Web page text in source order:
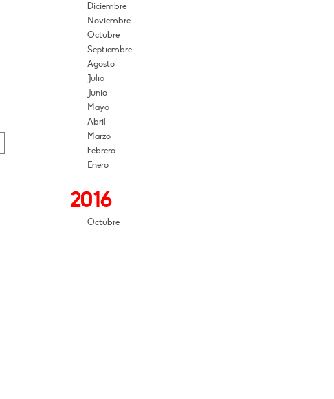
Diciembre
Noviembre
Octubre
Septiembre
Agosto
Julio
Junio
Mayo
Abril
Marzo
Febrero
Enero
2016
Octubre